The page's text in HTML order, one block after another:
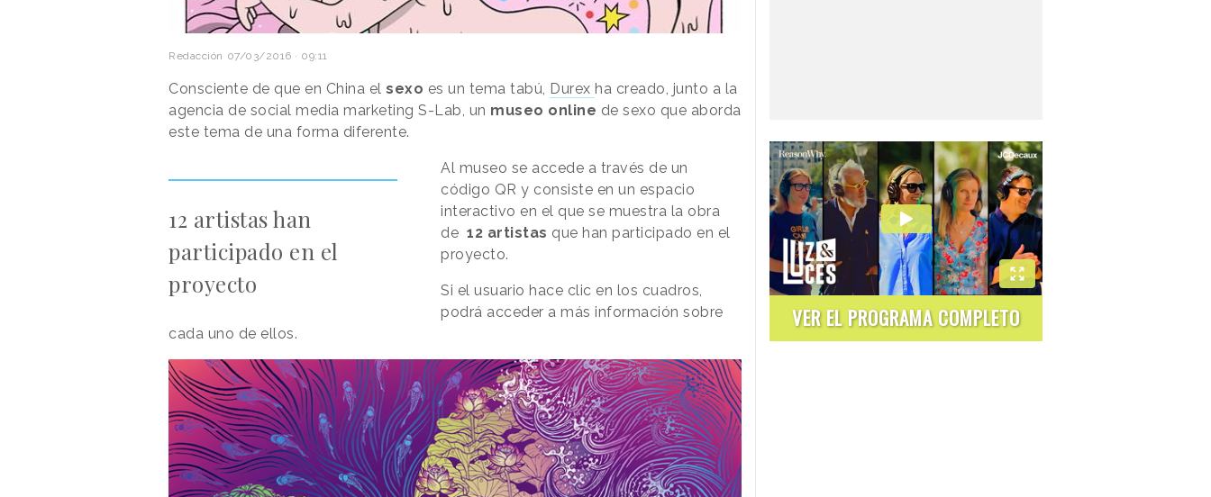
Redacción 07/03/2016 · 09:11
Consciente de que en China el sexo es un tema tabú, Durex ha creado, junto a la
agencia de social media marketing S-Lab, un museo online de sexo que aborda
este tema de una forma diferente.
12 artistas han
participado en el
proyecto
Al museo se accede a través de un
código QR y consiste en un espacio
interactivo en el que se muestra la obra
de12 artistas que han participado en el
proyecto.
Si el usuario hace clic en los cuadros,
podrá acceder a más información sobre
cada uno de ellos.
VER EL PROGRAMA COMPLETO